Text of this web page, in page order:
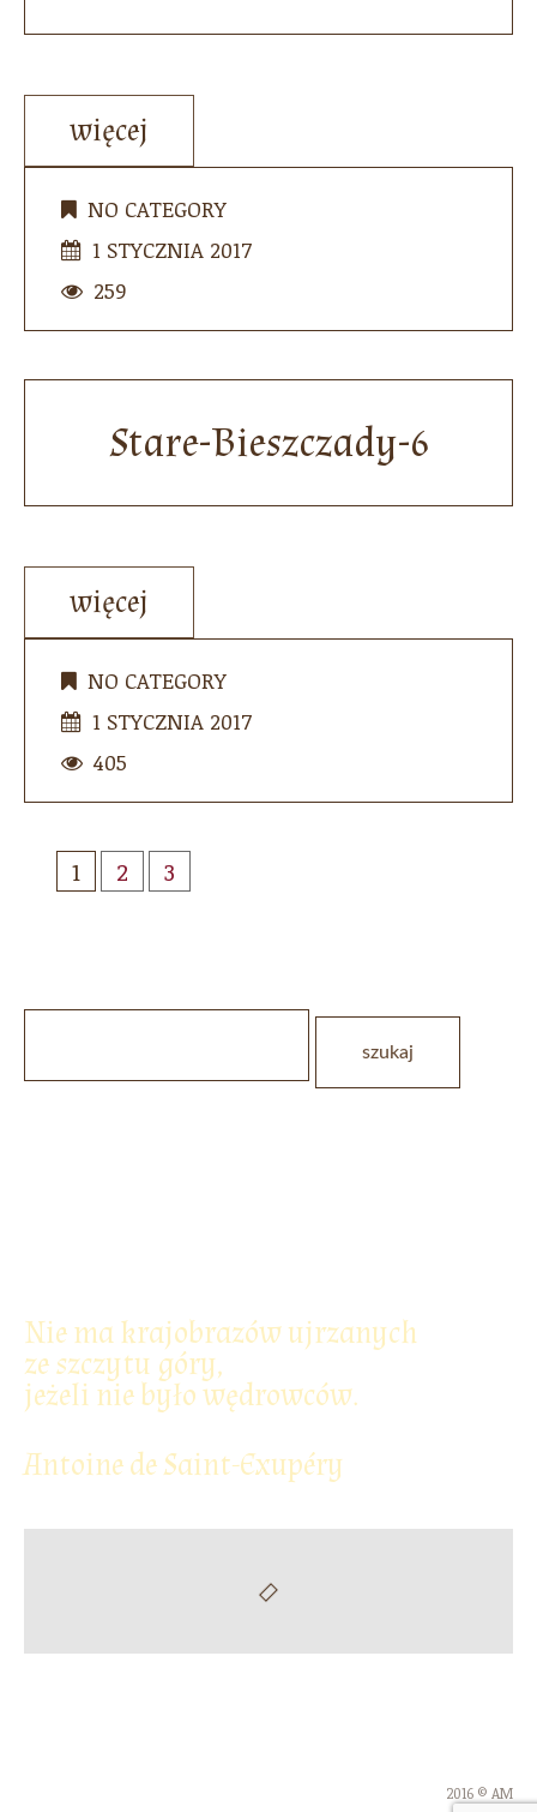
więcej
NO CATEGORY
1 STYCZNIA 2017
259
Stare-Bieszczady-6
więcej
NO CATEGORY
1 STYCZNIA 2017
405
1 2 3
Nie ma krajobrazów ujrzanych
ze szczytu góry,
jeżeli nie było wędrowców.
Antoine de Saint-Exupéry
2016 © AM